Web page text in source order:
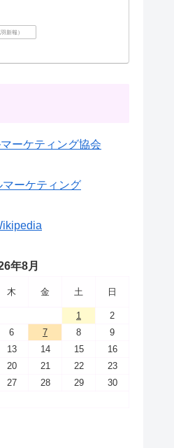
新報）
ーケティング協会
ーケティング
年8月
木 金 土 日
1
2
6 7 8
9
13 14 15
16
20 21 22
23
27 28 29
30